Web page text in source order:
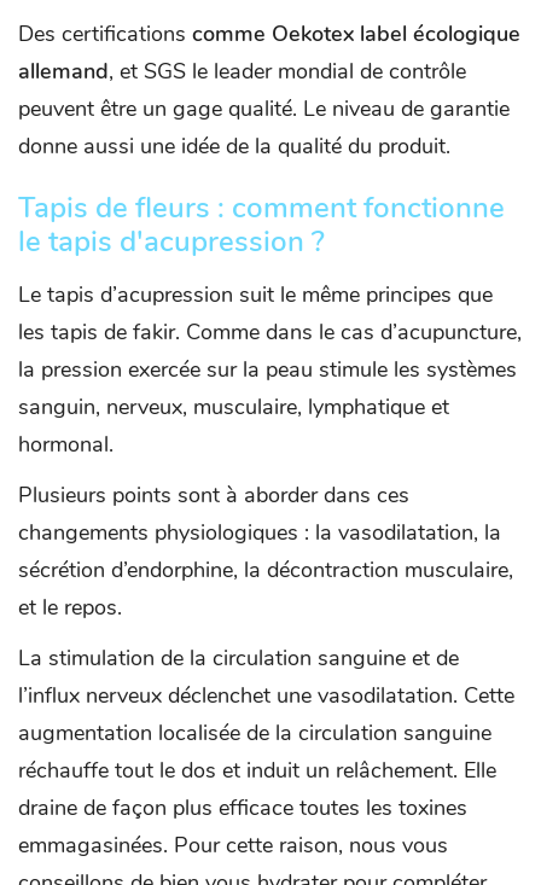
Des certifications comme Oekotex label écologique
allemand, et SGS le leader mondial de contrôle
peuvent être un gage qualité. Le niveau de garantie
donne aussi une idée de la qualité du produit.
Tapis de fleurs : comment fonctionne
le tapis d'acupression ?
Le tapis d’acupression suit le même principes que
les tapis de fakir. Comme dans le cas d’acupuncture,
la pression exercée sur la peau stimule les systèmes
sanguin, nerveux, musculaire, lymphatique et
hormonal.
Plusieurs points sont à aborder dans ces
changements physiologiques : la vasodilatation, la
sécrétion d’endorphine, la décontraction musculaire,
et le repos.
La stimulation de la circulation sanguine et de
l’influx nerveux déclenchet une vasodilatation. Cette
augmentation localisée de la circulation sanguine
réchauffe tout le dos et induit un relâchement. Elle
draine de façon plus efficace toutes les toxines
emmagasinées. Pour cette raison, nous vous